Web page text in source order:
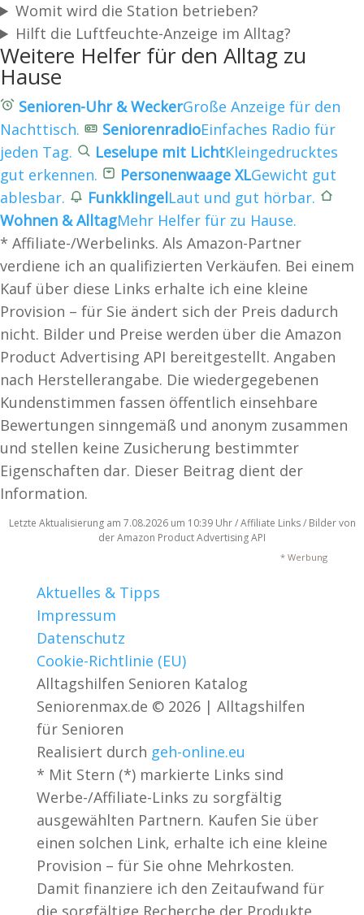
Womit wird die Station betrieben?
Hilft die Luftfeuchte-Anzeige im Alltag?
Weitere Helfer für den Alltag zu
Hause
Senioren-Uhr & WeckerGroße Anzeige für den
Nachttisch.
SeniorenradioEinfaches Radio für
jeden Tag.
Leselupe mit LichtKleingedrucktes
gut erkennen.
Personenwaage XLGewicht gut
ablesbar.
FunkklingelLaut und gut hörbar.
Wohnen & AlltagMehr Helfer für zu Hause.
* Affiliate-/Werbelinks. Als Amazon-Partner
verdiene ich an qualifizierten Verkäufen. Bei einem
Kauf über diese Links erhalte ich eine kleine
Provision – für Sie ändert sich der Preis dadurch
nicht. Bilder und Preise werden über die Amazon
Product Advertising API bereitgestellt. Angaben
nach Herstellerangabe. Die wiedergegebenen
Kundenstimmen fassen öffentlich einsehbare
Bewertungen sinngemäß und anonym zusammen
und stellen keine Zusicherung bestimmter
Eigenschaften dar. Dieser Beitrag dient der
Information.
Letzte Aktualisierung am 7.08.2026 um 10:39 Uhr / Affiliate Links / Bilder von
der Amazon Product Advertising API
* Werbung
Aktuelles & Tipps
Impressum
Datenschutz
Cookie-Richtlinie (EU)
Alltagshilfen Senioren Katalog
Seniorenmax.de © 2026 | Alltagshilfen
für Senioren
Realisiert durch geh-online.eu
* Mit Stern (*) markierte Links sind
Werbe-/Affiliate-Links zu sorgfältig
ausgewählten Partnern. Kaufen Sie über
einen solchen Link, erhalte ich eine kleine
Provision – für Sie ohne Mehrkosten.
Damit finanziere ich den Zeitaufwand für
die sorgfältige Recherche der Produkte